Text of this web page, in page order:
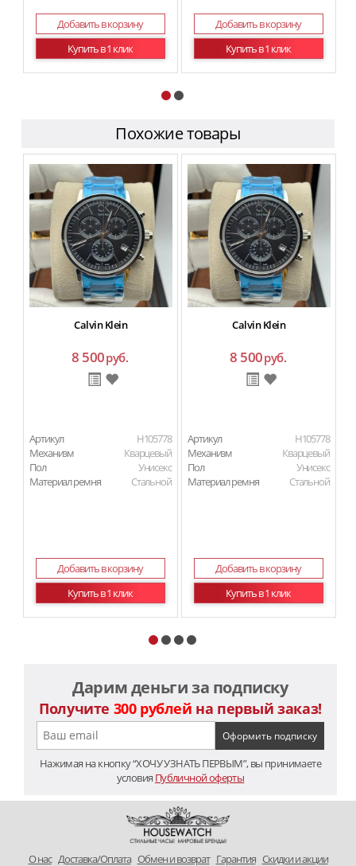
Добавить в корзину
Купить в 1 клик
Добавить в корзину
Купить в 1 клик
Похожие товары
Calvin Klein
8 500руб.
Артикул
H105778
Механизм
Кварцевый
Пол
Унисекс
Материал ремня
Стальной
Добавить в корзину
Купить в 1 клик
Calvin Klein
8 500руб.
Артикул
H105778
Механизм
Кварцевый
Пол
Унисекс
Материал ремня
Стальной
Добавить в корзину
Купить в 1 клик
Дарим деньги за подписку
Получите 300 рублей на первый заказ!
Нажимая на кнопку “ХОЧУ УЗНАТЬ ПЕРВЫМ”, вы принимаете
условия Публичной оферты
O нас Доставка/Оплата Обмен и возврат Гарантия Скидки и акции